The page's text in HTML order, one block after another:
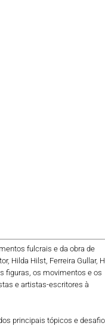
fulcrais e da obra de
Hilda Hilst, Ferreira Gullar,
figuras, os movimentos e os
e artistas-escritores à
principais tópicos e